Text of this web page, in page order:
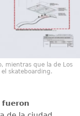
mientras que la de Los
skateboarding.
fueron